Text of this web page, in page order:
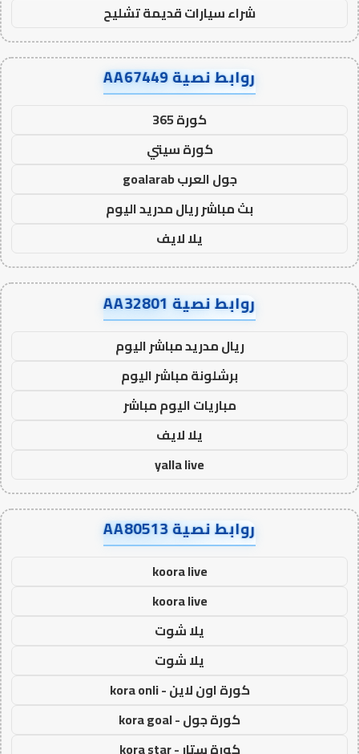
شراء سيارات قديمة تشليح
روابط نصية AA67449
كورة 365
كورة سيتي
جول العرب goalarab
بث مباشر ريال مدريد اليوم
يلا لايف
روابط نصية AA32801
ريال مدريد مباشر اليوم
برشلونة مباشر اليوم
مباريات اليوم مباشر
يلا لايف
yalla live
روابط نصية AA80513
koora live
koora live
يلا شوت
يلا شوت
كورة اون لاين - kora onli
كورة جول - kora goal